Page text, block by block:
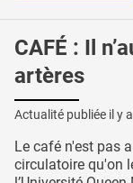
CAFÉ : Il
artères
Actualité publiée il y a
Le café n'est pas
circulatoire qu'on